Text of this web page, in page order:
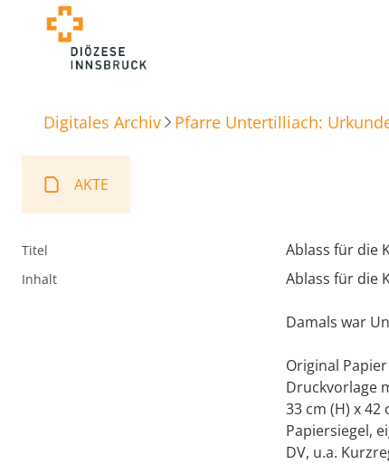
Digitales Archiv Pfarre Untertilliach:
AKTE
Titel Ablass für die
Inhalt Ablass für die
Damals war
Original Papier
Druckvorlage
33 cm (H) x 42
Papiersiegel,
DV, u.a.